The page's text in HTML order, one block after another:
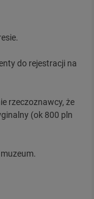
do rejestracji na
rzeczoznawcy, że
(ok 800 pln